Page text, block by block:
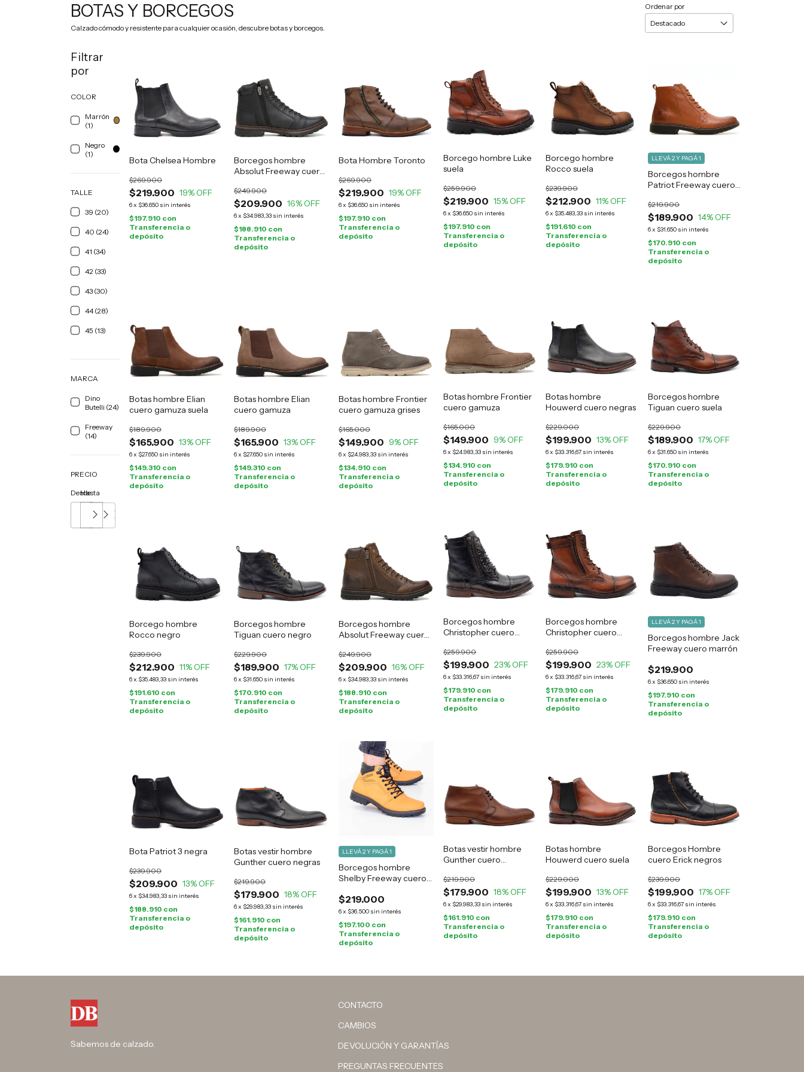
BOTAS Y BORCEGOS
Calzado cómodo y resistente para cualquier ocasión, descubre botas y borcegos.
Ordenar por
Filtrar
por
COLOR
Marrón
(1)
Negro
(1)
TALLE
39 (20)
40 (24)
41 (34)
42 (33)
43 (30)
44 (28)
45 (13)
MARCA
Dino
Butelli (24)
Freeway
(14)
PRECIO
DesdeHasta
Bota Chelsea Hombre
$219.900
$269.900
19% OFF
6x $36.650 sin interés
$197.910 con
Transferencia o
depósito
Borcegos hombre
Absolut Freeway cuero
$209.900
$249.900
16% OFF
6x $34.983,33 sin interés
$188.910 con
Transferencia o
depósito
Bota Hombre Toronto
$219.900
$269.900
19% OFF
6x $36.650 sin interés
$197.910 con
Transferencia o
depósito
Borcego hombre Luke
suela
$219.900
$259.900
15% OFF
6x $36.650 sin interés
$197.910 con
Transferencia o
depósito
Borcego hombre
Rocco suela
$212.900
$239.900
11% OFF
6x $35.483,33 sin interés
$191.610 con
Transferencia o
depósito
Borcegos hombre
Patriot Freeway cuero
$189.900
$219.900
14% OFF
6x $31.650 sin interés
LLEVÁ 2 Y PAGÁ 1
$170.910 con
Transferencia o
depósito
Botas hombre Elian
cuero gamuza suela
$165.900
$189.900
13% OFF
6x $27.650 sin interés
$149.310 con
Transferencia o
depósito
Botas hombre Elian
cuero gamuza
$165.900
$189.900
13% OFF
6x $27.650 sin interés
$149.310 con
Transferencia o
depósito
Botas hombre Frontier
cuero gamuza grises
$149.900
$165.000
9% OFF
6x $24.983,33 sin interés
$134.910 con
Transferencia o
depósito
Botas hombre Frontier
cuero gamuza
$149.900
$165.000
9% OFF
6x $24.983,33 sin interés
$134.910 con
Transferencia o
depósito
Botas hombre
Houwerd cuero negras
$199.900
$229.000
13% OFF
6x $33.316,67 sin interés
$179.910 con
Transferencia o
depósito
Borcegos hombre
Tiguan cuero suela
$189.900
$229.900
17% OFF
6x $31.650 sin interés
$170.910 con
Transferencia o
depósito
Borcego hombre
Rocco negro
$212.900
$239.900
11% OFF
6x $35.483,33 sin interés
$191.610 con
Transferencia o
depósito
Borcegos hombre
Tiguan cuero negro
$189.900
$229.900
17% OFF
6x $31.650 sin interés
$170.910 con
Transferencia o
depósito
Borcegos hombre
Absolut Freeway cuero
$209.900
$249.900
16% OFF
6x $34.983,33 sin interés
$188.910 con
Transferencia o
depósito
Borcegos hombre
Christopher cuero
$199.900
$259.900
23% OFF
6x $33.316,67 sin interés
$179.910 con
Transferencia o
depósito
Borcegos hombre
Christopher cuero
$199.900
$259.900
23% OFF
6x $33.316,67 sin interés
$179.910 con
Transferencia o
depósito
Borcegos hombre Jack
Freeway cuero marrón
$219.900
6x $36.650 sin interés
LLEVÁ 2 Y PAGÁ 1
$197.910 con
Transferencia o
depósito
Bota Patriot 3 negra
$209.900
$239.900
13% OFF
6x $34.983,33 sin interés
$188.910 con
Transferencia o
depósito
Botas vestir hombre
Gunther cuero negras
$179.900
$219.900
18% OFF
6x $29.983,33 sin interés
$161.910 con
Transferencia o
depósito
Borcegos hombre
Shelby Freeway cuero
$219.000
6x $36.500 sin interés
LLEVÁ 2 Y PAGÁ 1
$197.100 con
Transferencia o
depósito
Botas vestir hombre
Gunther cuero
$179.900
$219.900
18% OFF
6x $29.983,33 sin interés
$161.910 con
Transferencia o
depósito
Botas hombre
Houwerd cuero suela
$199.900
$229.000
13% OFF
6x $33.316,67 sin interés
$179.910 con
Transferencia o
depósito
Borcegos Hombre
cuero Erick negros
$199.900
$239.900
17% OFF
6x $33.316,67 sin interés
$179.910 con
Transferencia o
depósito
Sabemos de calzado.
CONTACTO
CAMBIOS
DEVOLUCIÓN Y GARANTÍAS
PREGUNTAS FRECUENTES